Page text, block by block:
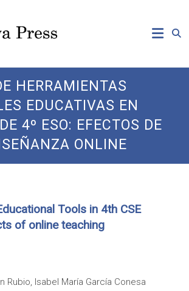
HERRAMIENTAS
EDUCATIVAS EN
4º ESO: EFECTOS DE
ONLINE
Tools in 4th CSE
of online teaching
Rubio, Isabel María García Conesa